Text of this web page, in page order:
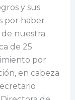
y sus
por haber
de nuestra
de 25
por
en cabeza